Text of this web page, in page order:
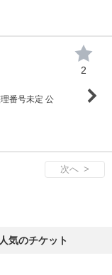
番号未定 公
2
次へ >
気のチケット